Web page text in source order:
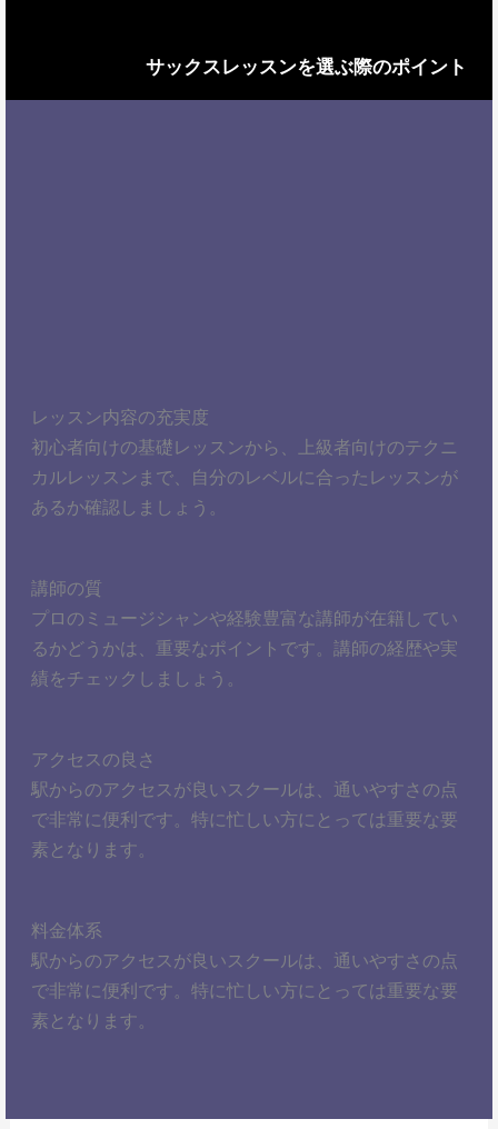
サックスレッスンを選ぶ際のポイント
レッスン内容の充実度
初心者向けの基礎レッスンから、上級者向けのテクニ
カルレッスンまで、自分のレベルに合ったレッスンが
あるか確認しましょう。
講師の質
プロのミュージシャンや経験豊富な講師が在籍してい
るかどうかは、重要なポイントです。講師の経歴や実
績をチェックしましょう。
アクセスの良さ
駅からのアクセスが良いスクールは、通いやすさの点
で非常に便利です。特に忙しい方にとっては重要な要
素となります。
料金体系
駅からのアクセスが良いスクールは、通いやすさの点
で非常に便利です。特に忙しい方にとっては重要な要
素となります。